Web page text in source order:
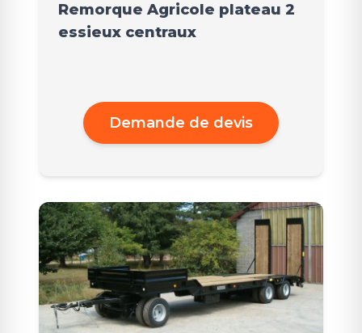
Remorque Agricole plateau 2
essieux centraux
Demande de devis